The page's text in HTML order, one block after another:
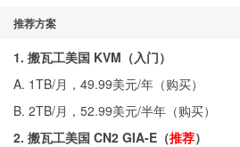
推荐方案
1. 搬瓦工美国 KVM（入门）
A. 1TB/月，49.99美元/年（购买）
B. 2TB/月，52.99美元/半年（购买）
2. 搬瓦工美国 CN2 GIA-E（推荐）